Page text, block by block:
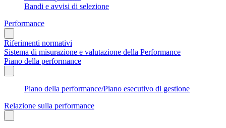
Bandi e avvisi di selezione
Performance
Riferimenti normativi
Sistema di misurazione e valutazione della Performance
Piano della performance
Piano della performance/Piano esecutivo di gestione
Relazione sulla performance